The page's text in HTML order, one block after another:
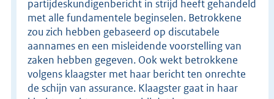
partijdeskundigenbericht in strijd heeft gehandeld
met alle fundamentele beginselen. Betrokkene
zou zich hebben gebaseerd op discutabele
aannames en een misleidende voorstelling van
zaken hebben gegeven. Ook wekt betrokkene
volgens klaagster met haar bericht ten onrechte
de schijn van assurance. Klaagster gaat in haar